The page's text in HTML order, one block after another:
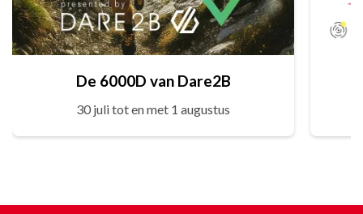
De 6000D van Dare2B
30 juli tot en met 1 augustus